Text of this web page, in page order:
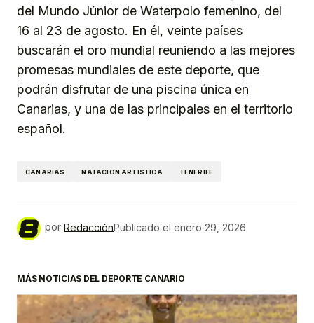
del Mundo Júnior de Waterpolo femenino, del
16 al 23 de agosto. En él, veinte países
buscarán el oro mundial reuniendo a las mejores
promesas mundiales de este deporte, que
podrán disfrutar de una piscina única en
Canarias, y una de las principales en el territorio
español.
CANARIAS NATACION ARTISTICA TENERIFE
por RedacciónPublicado el enero 29, 2026
MÁS NOTICIAS DEL DEPORTE CANARIO